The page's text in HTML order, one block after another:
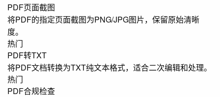
PDF页面截图
将PDF的指定页面截图为PNG/JPG图片，保留原始清晰
度。
热门
PDF转TXT
将PDF文档转换为TXT纯文本格式，适合二次编辑和处理。
热门
PDF合规检查